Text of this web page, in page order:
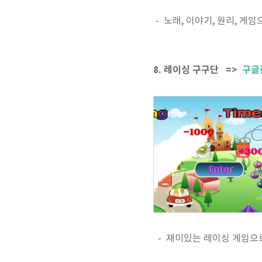
- 노래, 이야기, 원리, 게임
8. 레이싱 구구단 => 구
- 재미있는 레이싱 게임으